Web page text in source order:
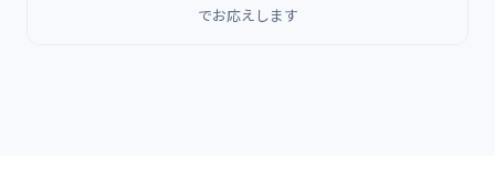
でお応えします